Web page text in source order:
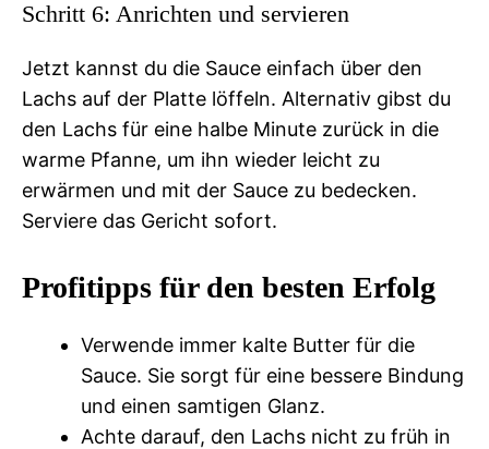
Schritt 6: Anrichten und servieren
Jetzt kannst du die Sauce einfach über den
Lachs auf der Platte löffeln. Alternativ gibst du
den Lachs für eine halbe Minute zurück in die
warme Pfanne, um ihn wieder leicht zu
erwärmen und mit der Sauce zu bedecken.
Serviere das Gericht sofort.
Profitipps für den besten Erfolg
Verwende immer kalte Butter für die
Sauce. Sie sorgt für eine bessere Bindung
und einen samtigen Glanz.
Achte darauf, den Lachs nicht zu früh in